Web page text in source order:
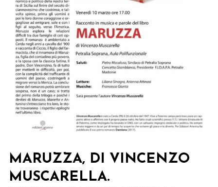
MARUZZA, DI VINCENZO
MUSCARELLA.